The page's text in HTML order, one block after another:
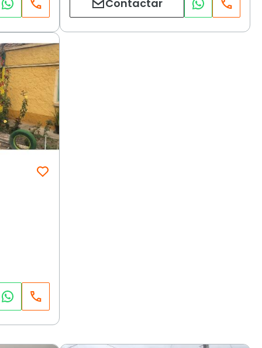
Contactar